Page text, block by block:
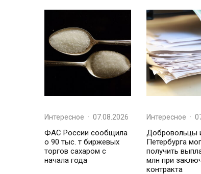
Интересное · 07.08.2026
ФАС России сообщила
о 90 тыс. т биржевых
торгов сахаром с
начала года
Интересное ·
Добровольцы
Петербурга
получить
млн при
контракта